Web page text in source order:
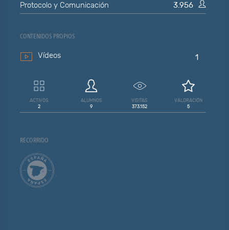
Protocolo y Comunicación 3.956
CONTENIDOS PROPIOS
Vídeos 1
ACTIVOS
2
ALUMNOS
9
VISITAS
373.152
VALORACIÓN
5
RECORRIDO